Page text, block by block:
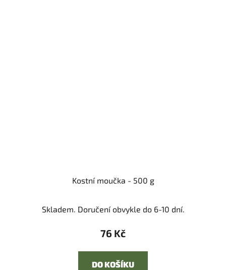
Kostní moučka - 500 g
Skladem. Doručení obvykle do 6-10 dní.
76 Kč
DO KOŠÍKU